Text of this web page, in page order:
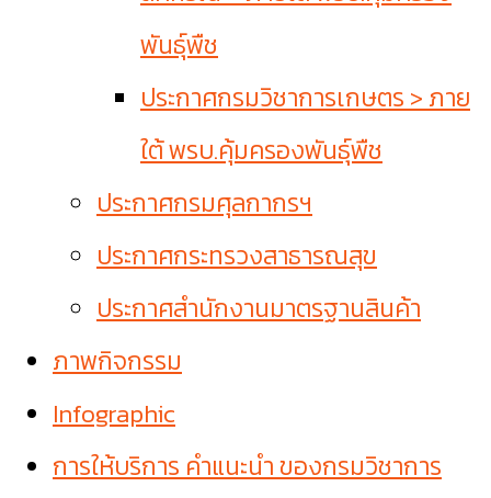
พันธุ์พืช
ประกาศกรมวิชาการเกษตร > ภาย
ใต้ พรบ.คุ้มครองพันธุ์พืช
ประกาศกรมศุลกากรฯ
ประกาศกระทรวงสาธารณสุข
ประกาศสำนักงานมาตรฐานสินค้า
ภาพกิจกรรม
Infographic
การให้บริการ คำแนะนำ ของกรมวิชาการ